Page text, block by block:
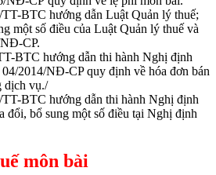
BTC hướng dẫn Luật Quản lý thuế;
một số điều của Luật Quản lý thuế và
CP.
BTC hướng dẫn thi hành Nghị định
2014/NĐ-CP quy định về hóa đơn bán
dịch vụ./
BTC hướng dẫn thi hành Nghị định
đổi, bổ sung một số điều tại Nghị định
môn bài